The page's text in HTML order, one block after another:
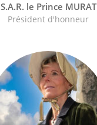
S.A.R. le Prince MURAT
Président d'honneur